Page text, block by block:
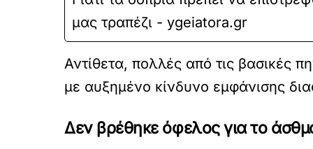
μας τραπέζι - ygeiatora.gr
Αντίθετα, πολλές από τις βασικές
με αυξημένο κίνδυνο εμφάνισης
Δεν βρέθηκε όφελος για το